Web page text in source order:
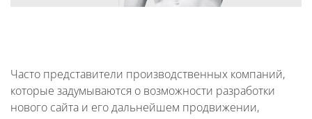
Часто представители производственных компаний,
которые задумываются о возможности разработки
нового сайта и его дальнейшем продвижении,